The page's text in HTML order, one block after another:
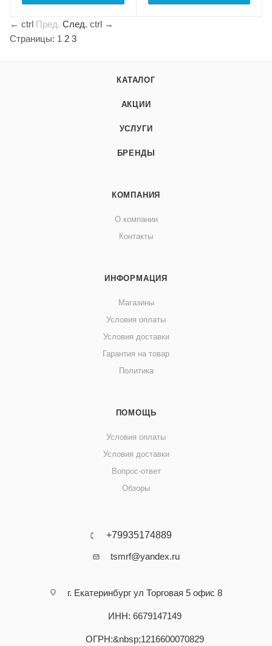
← ctrl Пред. След. ctrl →
Страницы: 1 2 3
КАТАЛОГ
АКЦИИ
УСЛУГИ
БРЕНДЫ
КОМПАНИЯ
О компании
Контакты
ИНФОРМАЦИЯ
Магазины
Условия оплаты
Условия доставки
Гарантия на товар
Политика
ПОМОЩЬ
Условия оплаты
Условия доставки
Вопрос-ответ
Обзоры
+79935174889
tsmrf@yandex.ru
г. Екатеринбург ул Торговая 5 офис 8
ИНН: 6679147149
ОГРН:&nbsp;1216600070829